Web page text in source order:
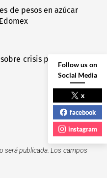
de pesos en azúcar
crisis por
será publicada. Los campos
Follow us on
Social Media
x
facebook
instagram